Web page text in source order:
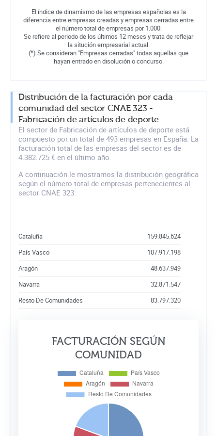
El índice de dinamismo de las empresas españolas es la
diferencia entre empresas creadas y empresas cerradas entre
el número total de empresas por 1.000.
Se refiere al periodo de los últimos 12 meses y trata de reflejar
la situción empresarial actual.
(*) Se consideran "Empresas cerradas" todas aquellas que
hayan entrado en disolución o concurso.
Distribución de la facturación por cada
comunidad del sector CNAE 323 -
Fabricación de artículos de deporte
El sector de Fabricación de artículos de deporte está
compuesto por un total de 493 empresas en España. La
facturación total de las empresas del sector es de
4.382.725 € en el último año
A continuación le mostramos la distribución geográfica
según el número total de empresas pertenecientes al
sector CNAE 323:
Cataluña
159.845.624
País Vasco
107.917.198
Aragón
48.637.949
Navarra
32.871.547
Resto De Comunidades
83.797.320
FACTURACIÓN SEGÚN
COMUNIDAD